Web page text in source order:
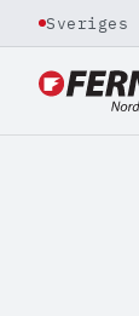
Sveriges